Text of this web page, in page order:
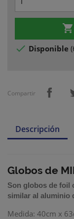

 Disponible (
Compartir
Descripción
Globos de
Son globos de foil
similar al aluminio
Medida: 40cm x